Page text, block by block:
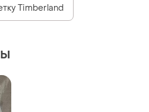
Timberland